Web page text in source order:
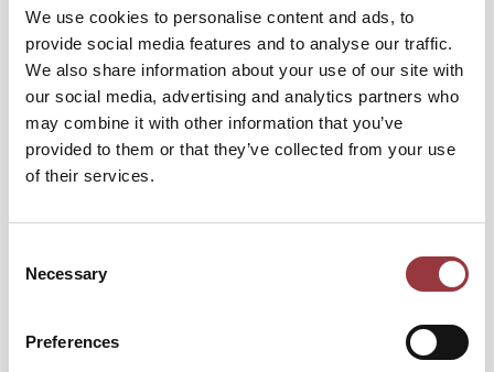
We use cookies to personalise content and ads, to
provide social media features and to analyse our traffic.
We also share information about your use of our site with
our social media, advertising and analytics partners who
may combine it with other information that you’ve
provided to them or that they’ve collected from your use
of their services.
Selection
Necessary
Preferences
Lägg till i kundvagn